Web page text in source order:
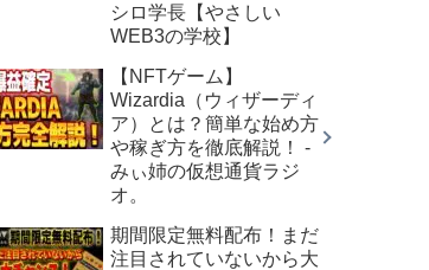
シロ学長【やさしい
WEB3の学校】
【NFTゲーム】
Wizardia（ウィザーディ
ア）とは？簡単な始め方
や稼ぎ方を徹底解説！ -
みぃ姉の仮想通貨ラジ
オ。
期間限定無料配布！まだ
注目されていないから大